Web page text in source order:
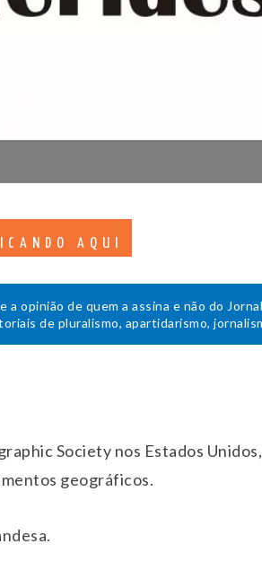
AQUI
a opinião de quem a assina e não do
de pluralismo, apartidarismo,
Society nos Estados
geográficos.